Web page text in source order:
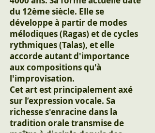
du 12ème siècle. Elle se
développe à partir de modes
mélodiques (Ragas) et de cycles
rythmiques (Talas), et elle
accorde autant d'importance
aux compositions qu'à
l'improvisation.
Cet art est principalement axé
sur l’expression vocale. Sa
richesse s'enracine dans la
tradition orale transmise de